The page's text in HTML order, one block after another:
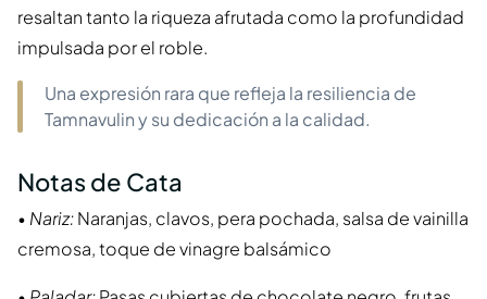
resaltan tanto la riqueza afrutada como la profundidad
impulsada por el roble.
Una expresión rara que refleja la resiliencia de
Tamnavulin y su dedicación a la calidad.
Notas de Cata
• Nariz:Naranjas, clavos, pera pochada, salsa de vainilla
cremosa, toque de vinagre balsámico